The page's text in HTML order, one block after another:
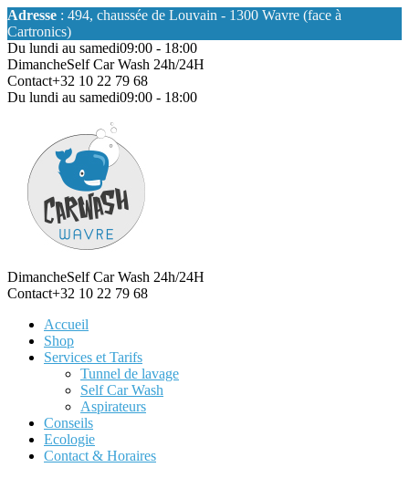
Adresse : 494, chaussée de Louvain - 1300 Wavre (face à
Cartronics)
Du lundi au samedi09:00 - 18:00
DimancheSelf Car Wash 24h/24H
Contact+32 10 22 79 68
Du lundi au samedi09:00 - 18:00
DimancheSelf Car Wash 24h/24H
Contact+32 10 22 79 68
Accueil
Shop
Services et Tarifs
Tunnel de lavage
Self Car Wash
Aspirateurs
Conseils
Ecologie
Contact & Horaires